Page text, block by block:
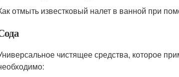
отмыть известковый налет в ванной при
чистящее средства, которое